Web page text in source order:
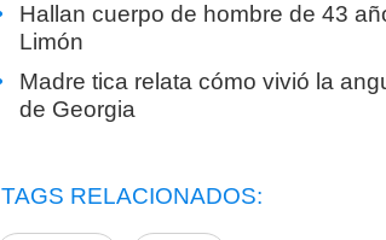
Hallan cuerpo de hombre de 43
Limón
Madre tica relata cómo vivió la
de Georgia
TAGS RELACIONADOS: